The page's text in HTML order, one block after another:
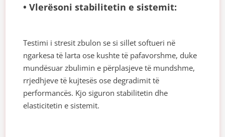
• Vlerësoni stabilitetin e sistemit:
Testimi i stresit zbulon se si sillet softueri në
ngarkesa të larta ose kushte të pafavorshme, duke
mundësuar zbulimin e përplasjeve të mundshme,
rrjedhjeve të kujtesës ose degradimit të
performancës. Kjo siguron stabilitetin dhe
elasticitetin e sistemit.